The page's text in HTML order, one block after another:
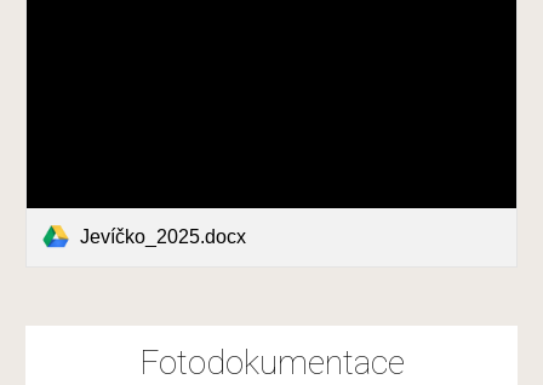
Jevíčko_2025.docx
Fotodokumentace